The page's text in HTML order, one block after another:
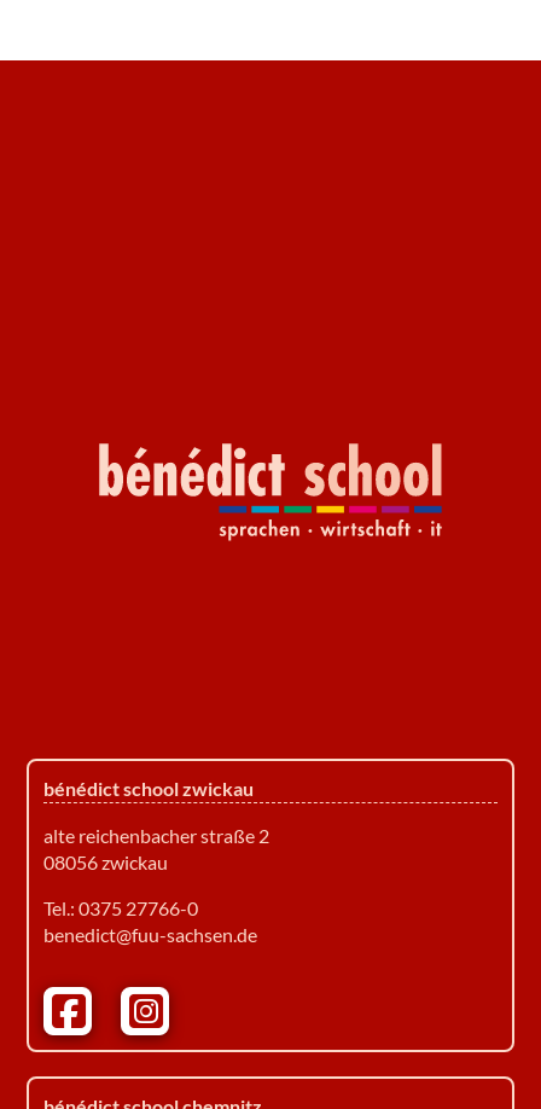
bénédict school zwickau
alte reichenbacher straße 2
08056 zwickau
Tel.:0375 27766-0
benedict@fuu-sachsen.de
Facebook Bénédict School Zwickau